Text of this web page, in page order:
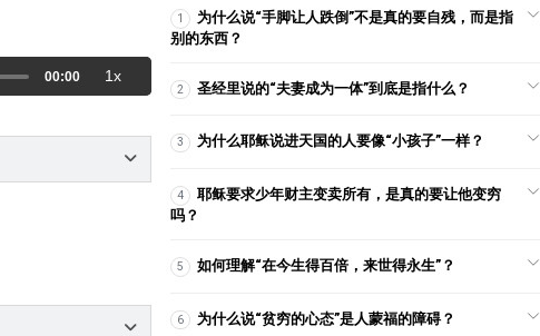
00:00 1x
2020-08-04 14,651
2019-04-14 14,085
【查经】撒母耳记下 3章 - 这罪必
不归我和我的国！
2023-08-01 8,273
1
为什么说“手脚让人跌倒”不是真的要自残，而是指
别的东西？
2 圣经里说的“夫妻成为一体”到底是指什么？
3 为什么耶稣说进天国的人要像“小孩子”一样？
4
耶稣要求少年财主变卖所有，是真的要让他变穷
吗？
5 如何理解“在今生得百倍，来世得永生”？
6 为什么说“贫穷的心态”是人蒙福的障碍？